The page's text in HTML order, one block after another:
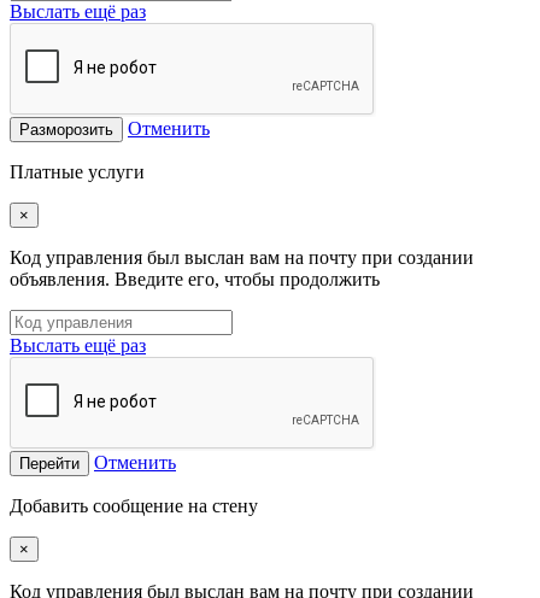
Выслать ещё раз
Разморозить Отменить
Платные услуги
×
Код управления был выслан вам на почту при создании
объявления. Введите его, чтобы продолжить
Выслать ещё раз
Перейти Отменить
Добавить сообщение на стену
×
Код управления был выслан вам на почту при создании